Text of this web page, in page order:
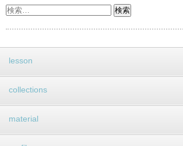
lesson
collections
material